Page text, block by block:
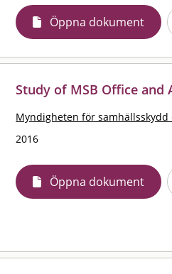
Öppna dokument
Study of MSB Office
Myndigheten för samhällsskydd
2016
Öppna dokument